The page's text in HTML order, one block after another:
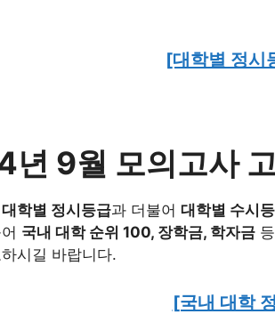
[대학별 정시
9월 모의고사
대학별 정시등급과 더불어 대학별 수시
국내 대학 순위 100, 장학금, 학자금
시길 바랍니다.
[국내 대학